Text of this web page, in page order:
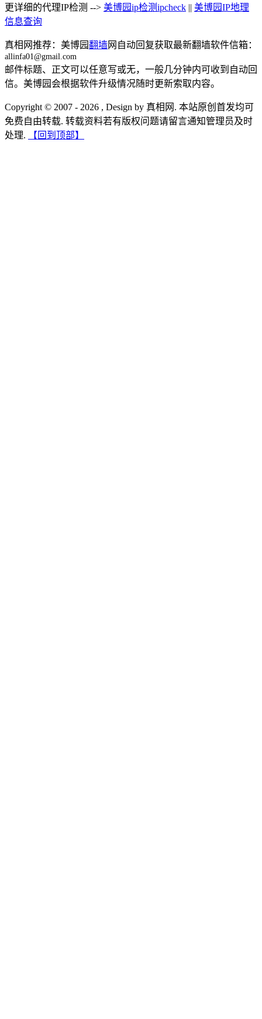
更详细的代理IP检测 --> 美博园ip检测ipcheck || 美博园IP地理
信息查询
真相网推荐：美博园翻墙网自动回复获取最新翻墙软件信箱：
allinfa01@gmail.com
邮件标题、正文可以任意写或无，一般几分钟内可收到自动回
信。美博园会根据软件升级情况随时更新索取内容。
Copyright © 2007 - 2026 , Design by 真相网. 本站原创首发均可
免费自由转载. 转载资料若有版权问题请留言通知管理员及时
处理.
【回到顶部】